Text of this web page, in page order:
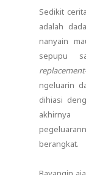
Sedikit
adalah
nanyain
sepupu
replacement
ngeluarin
dihiasi
akhirnya
berangkat.